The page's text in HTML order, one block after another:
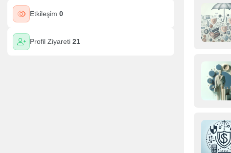
Etkileşim 0
Profil Ziyareti 21